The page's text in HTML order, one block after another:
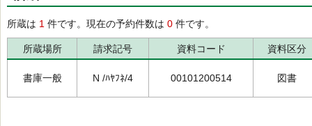
所蔵は 1 件です。現在の予約件数は 0 件です。
所蔵場所 請求記号 資料コード 資料区分
書庫一般 N /ﾊﾔﾌﾈ/4 00101200514 図書